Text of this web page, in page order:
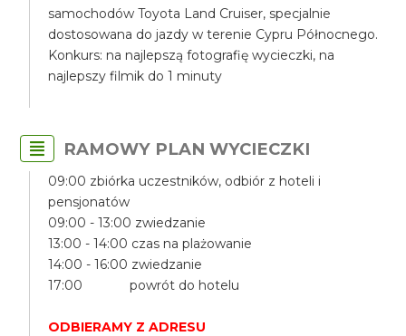
samochodów Toyota Land Cruiser, specjalnie
dostosowana do jazdy w terenie Cypru Północnego.
Konkurs: na najlepszą fotografię wycieczki, na
najlepszy filmik do 1 minuty
RAMOWY PLAN WYCIECZKI
09:00 zbiórka uczestników, odbiór z hoteli i
pensjonatów
09:00 - 13:00 zwiedzanie
13:00 - 14:00 czas na plażowanie
14:00 - 16:00 zwiedzanie
17:00 powrót do hotelu
ODBIERAMY Z ADRESU